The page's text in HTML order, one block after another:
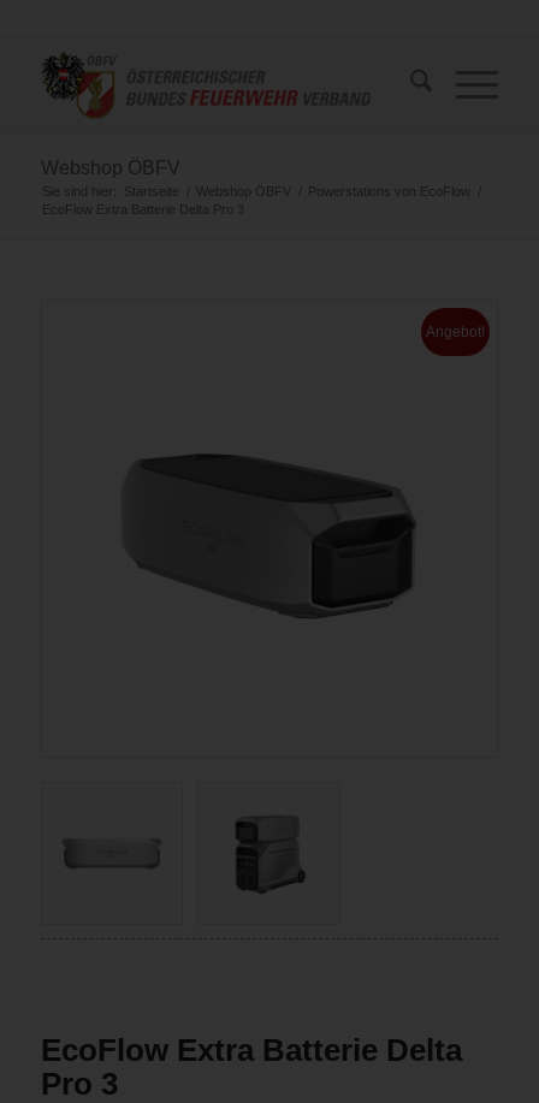
Webshop ÖBFV
Sie sind hier: Startseite / Webshop ÖBFV / Powerstations von EcoFlow
/
EcoFlow Extra Batterie Delta Pro 3
Angebot!
EcoFlow Extra Batterie Delta
Pro 3